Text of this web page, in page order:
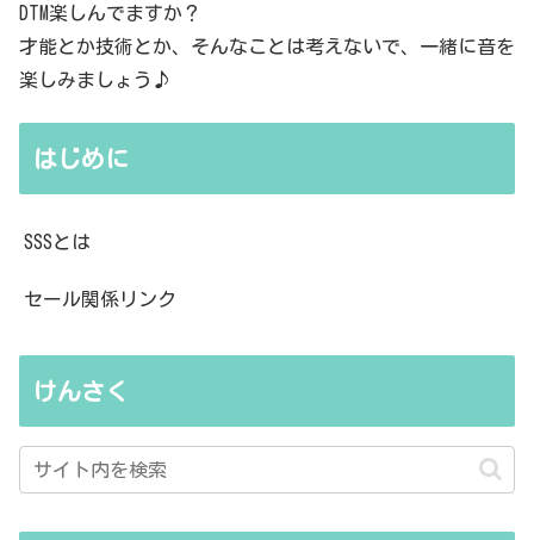
DTM楽しんでますか？
才能とか技術とか、そんなことは考えないで、一緒に音を
楽しみましょう♪
はじめに
SSSとは
セール関係リンク
けんさく